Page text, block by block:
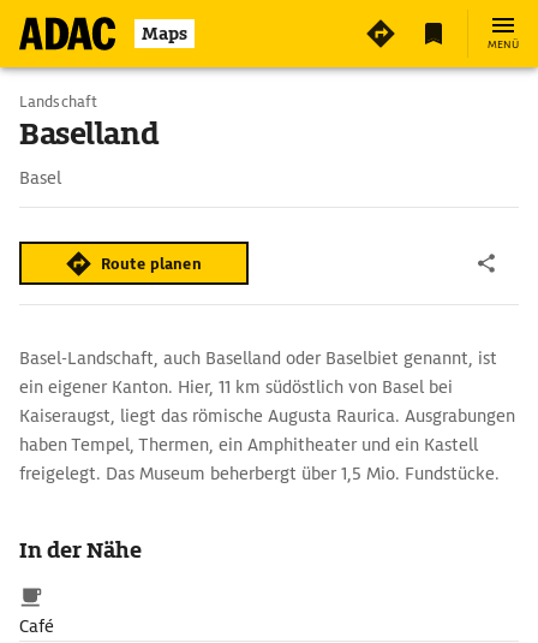
Maps MENÜ
Landschaft
Baselland
Basel
Route planen
Basel-Landschaft, auch Baselland oder Baselbiet genannt, ist
ein eigener Kanton. Hier, 11 km südöstlich von Basel bei
Kaiseraugst, liegt das römische Augusta Raurica. Ausgrabungen
haben Tempel, Thermen, ein Amphitheater und ein Kastell
freigelegt. Das Museum beherbergt über 1,5 Mio. Fundstücke.
Anthroposophischen Bewegung. In dem 1925 errichteten,
tempelartigen Monumentalbau finden Seminare,
Veranstaltungen und Theateraufführungen statt.
In der Nähe
Café